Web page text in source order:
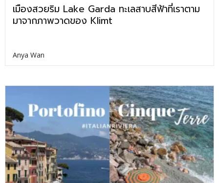
เมืองสวยริม Lake Garda ทะเลสาบสีฟ้าที่เราตาม
มาจากภาพวาดของ Klimt
Anya Wan